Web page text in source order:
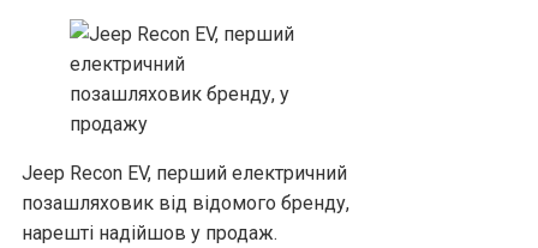
Jeep Recon EV, перший електричний
позашляховик від відомого бренду,
нарешті надійшов у продаж.